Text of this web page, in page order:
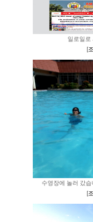
일로일로
[
수영장에 놀러 갔
[